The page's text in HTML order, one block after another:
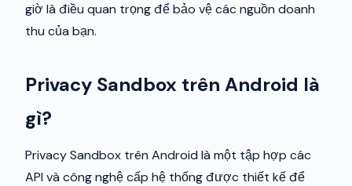
giờ là điều quan trọng để bảo vệ các nguồn doanh
thu của bạn.
Privacy Sandbox trên Android là
gì?
Privacy Sandbox trên Android là một tập hợp các
API và công nghệ cấp hệ thống được thiết kế để